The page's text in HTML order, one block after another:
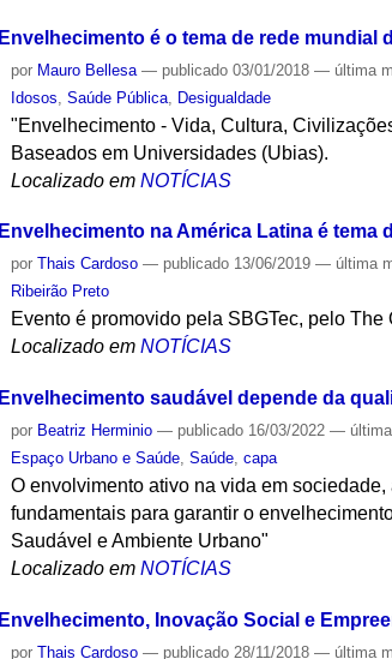
Envelhecimento é o tema de rede mundial
por Mauro Bellesa — publicado 03/01/2018— última
Idosos ,Saúde Pública Desigualdade
"Envelhecimento - Vida, Cultura,
Baseados em Universidades (Ubias).
Localizado em NOTÍCIAS
Envelhecimento na América Latina é tema
porThais Cardoso — publicado 13/06/2019— última
Ribeirão Preto
Evento é promovido pela SBGTec, pelo
Localizado em NOTÍCIAS
Envelhecimento saudável depende da
por Beatriz Herminio — publicado 16/03/2022—
Espaço Urbano e Saúde ,Saúde ,capa
O envolvimento ativo na vida em
fundamentais para garantir o
Saudável e Ambiente Urbano"
Localizado em NOTÍCIAS
Envelhecimento, Inovação Social e
porThais Cardoso — publicado 28/11/2018— última